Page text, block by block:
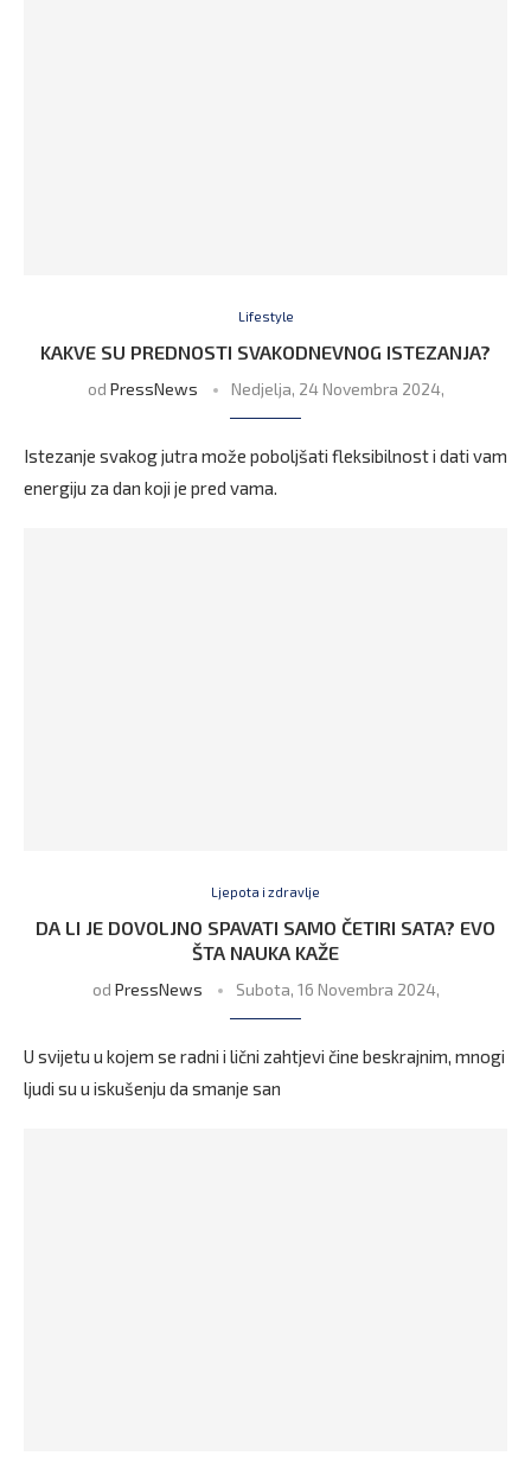
Lifestyle
KAKVE SU PREDNOSTI SVAKODNEVNOG ISTEZANJA?
od PressNews Nedjelja, 24 Novembra 2024,
Istezanje svakog jutra može poboljšati fleksibilnost i dati vam
energiju za dan koji je pred vama.
Ljepota i zdravlje
DA LI JE DOVOLJNO SPAVATI SAMO ČETIRI SATA? EVO
ŠTA NAUKA KAŽE
od PressNews Subota, 16 Novembra 2024,
U svijetu u kojem se radni i lični zahtjevi čine beskrajnim, mnogi
ljudi su u iskušenju da smanje san